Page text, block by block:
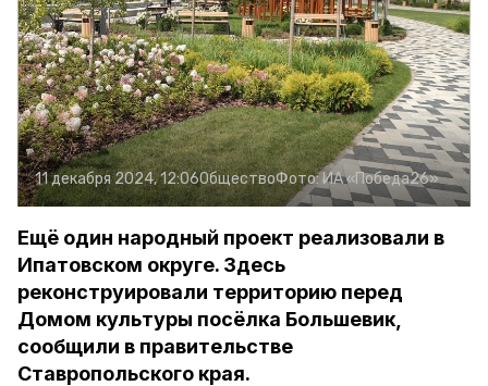
11 декабря 2024, 12:06ОбществоФото: ИА «Победа26»
Ещё один народный проект реализовали в
Ипатовском округе. Здесь
реконструировали территорию перед
Домом культуры посёлка Большевик,
сообщили в правительстве
Ставропольского края.